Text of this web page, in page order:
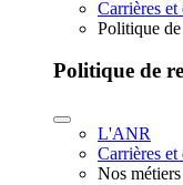
Carrières et
Politique de
Politique de
L'ANR
Carrières et
Nos métiers